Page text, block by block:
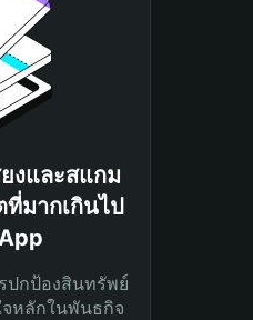
งและสแกม
มากเกินไป
ปกป้องสินทรัพย์
จหลักในพันธกิจ